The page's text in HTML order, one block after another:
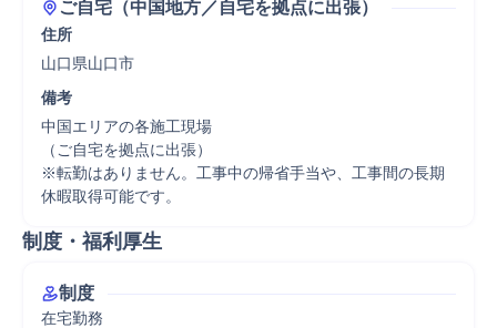
ご自宅（中国地方／自宅を拠点に出張）
住所
山口県山口市
備考
中国エリアの各施工現場
（ご自宅を拠点に出張）
※転勤はありません。工事中の帰省手当や、工事間の長期
休暇取得可能です。
制度・福利厚生
制度
在宅勤務